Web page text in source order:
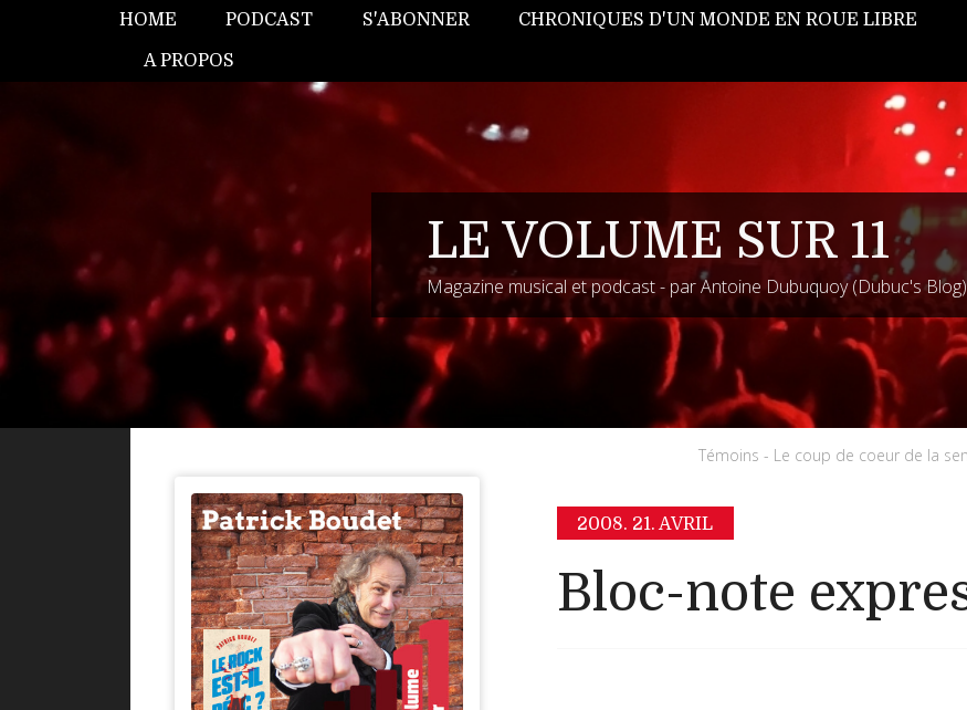
HOME PODCAST S'ABONNER CHRONIQUES D'UN MONDE EN ROUE LIBRE
A PROPOS
LE VOLUME SUR 11
Magazine musical et podcast - par Antoine Dubuquoy (Dubuc's Blog)
Témoins - Le coup de coeur de la
2008. 21. AVRIL
Bloc-note